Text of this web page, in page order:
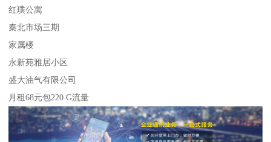
红璞公寓
秦北市场三期
家属楼
永新苑雅居小区
盛大油气有限公司
月租68元包220 G流量